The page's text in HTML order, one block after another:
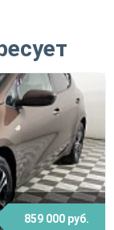
859 000 руб.